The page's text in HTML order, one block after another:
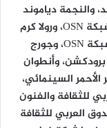
والنجمة دياموند
أبو عبود، وجو كوكباني الرئيس التنفيذي لشبكة OSN، ورولا كرم
نائب الرئيس الأول لاستقطاب المحتوى في شبكة OSN، وجورج
وأنطوان
السينمائي،
للثقافة والفنون
العربي للثقافة